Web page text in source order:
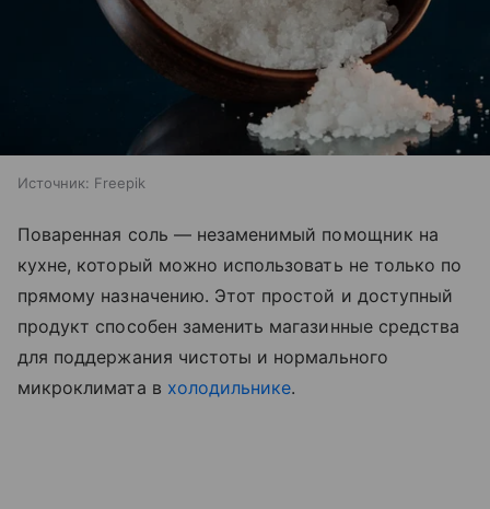
Источник: Freepik
Поваренная соль — незаменимый помощник на
кухне, который можно использовать не только по
прямому назначению. Этот простой и доступный
продукт способен заменить магазинные средства
для поддержания чистоты и нормального
микроклимата в холодильнике.